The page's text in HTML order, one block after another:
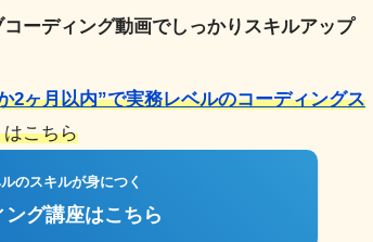
ーディング動画でしっかりスキルアップ
2ヶ月以内”で実務レベルのコーディングス
はこちら
のスキルが身につく
グ講座はこちら